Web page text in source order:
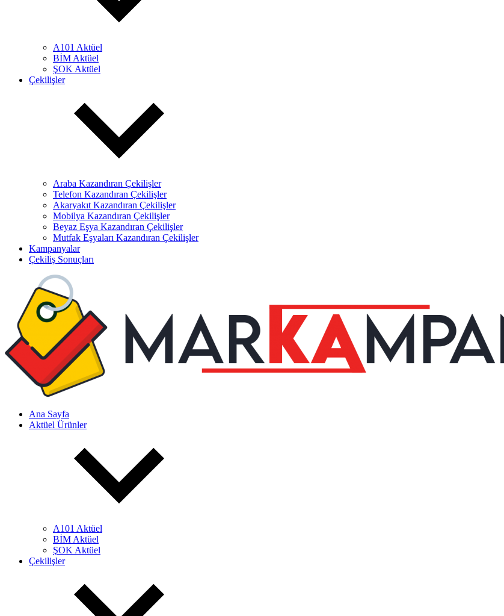
A101 Aktüel
BİM Aktüel
ŞOK Aktüel
Çekilişler
Araba Kazandıran Çekilişler
Telefon Kazandıran Çekilişler
Akaryakıt Kazandıran Çekilişler
Mobilya Kazandıran Çekilişler
Beyaz Eşya Kazandıran Çekilişler
Mutfak Eşyaları Kazandıran Çekilişler
Kampanyalar
Çekiliş Sonuçları
Ana Sayfa
Aktüel Ürünler
A101 Aktüel
BİM Aktüel
ŞOK Aktüel
Çekilişler